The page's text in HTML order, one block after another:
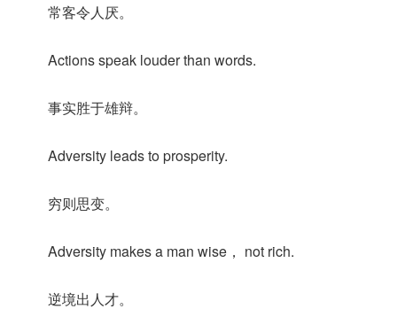
常客令人厌。
Actions speak louder than words.
事实胜于雄辩。
Adversity leads to prosperity.
穷则思变。
Adversity makes a man wise， not rich.
逆境出人才。